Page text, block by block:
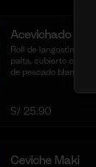
Acevichado Maki
Roll de langostino
palta, cubierto con
de pescado blanco.
picante.
salsa acevichada. (10
S/ 25.90
Ceviche Maki